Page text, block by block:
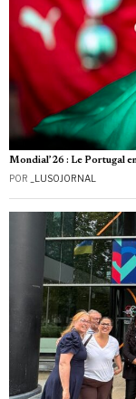
Mondial’26 : Le Portugal
POR _LUSOJORNAL